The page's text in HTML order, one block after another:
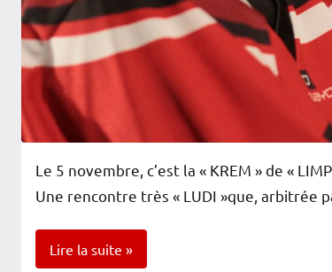
Le 5 novembre, c’est la « KREM » de «
Une rencontre très « LUDI »que, arbitrée
Lire la suite